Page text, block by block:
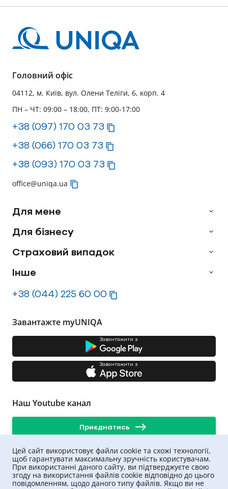
Головний офіс
04112, м. Київ, вул. Олени Теліги, 6, корп. 4
ПН – ЧТ: 09:00 – 18:00, ПТ: 9:00-17:00
+38 (097) 170 03 73
+38 (066) 170 03 73
+38 (093) 170 03 73
office@uniqa.ua
Для мене
Для бізнесу
Страховий випадок
Інше
+38 (044) 225 60 00
Завантажте myUNIQA
Завантажити з
Завантажити з
Наш Youtube канал
Приєднатись
Цей сайт використовує файли cookie та схожі технології,
щоб гарантувати максимальну зручність користувачам.
При використанні даного сайту, ви підтверджуєте свою
згоду на використання файлів cookie відповідно до цього
повідомленням, щодо даного типу файлів. Якщо ви не